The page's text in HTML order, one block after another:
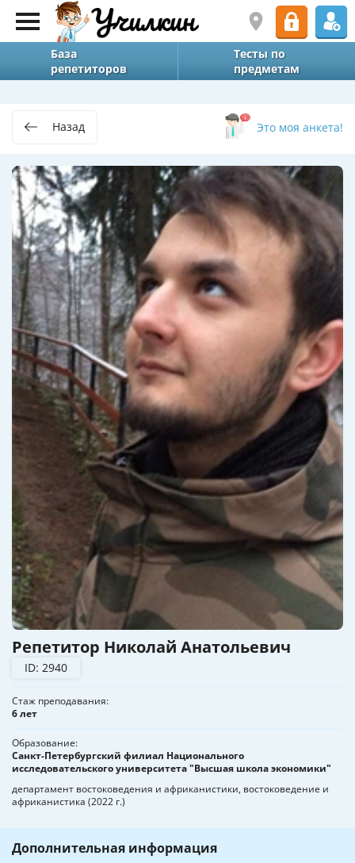
База
репетиторов
Тесты по
предметам
Назад Это моя анкета!
Репетитор Николай Анатольевич
ID: 2940
Стаж преподавания
6 лет
Образование
Санкт-Петербургский филиал Национального
исследовательского университета "Высшая школа экономики"
департамент востоковедения и африканистики, востоковедение и
африканистика (2022 г.)
Дополнительная информация